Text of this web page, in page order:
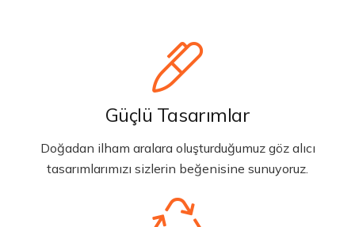
Güçlü Tasarımlar
Doğadan ilham aralara oluşturduğumuz göz alıcı
tasarımlarımızı sizlerin beğenisine sunuyoruz.